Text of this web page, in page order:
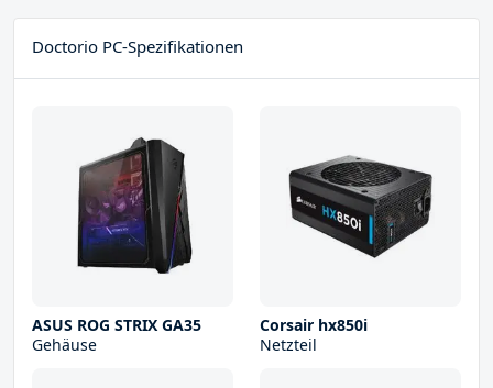
Doctorio PC-Spezifikationen
ASUS ROG STRIX GA35
Gehäuse
Corsair hx850i
Netzteil